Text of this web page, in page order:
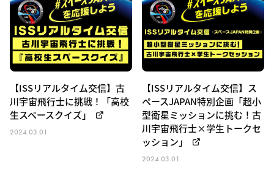
【ISSリアルタイム交信】古
川宇宙飛行士に挑戦！「高校
生スペースクイズ」
2024.03.01
【ISSリアルタイム交信】ス
ペースJAPAN特別企画「超小
型衛星ミッションに挑む！古
川宇宙飛行士×学生トークセ
ッション」
2024.03.01